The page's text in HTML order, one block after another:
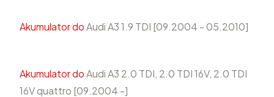
Akumulator doAudi A3 1.9 TDI [09.2004 - 05.2010]
Akumulator doAudi A3 2.0 TDI, 2.0 TDI 16V, 2.0 TDI
16V quattro [09.2004 -]